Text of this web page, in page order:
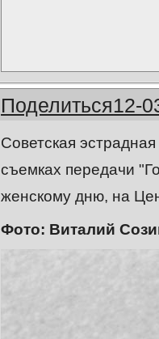
Поделиться12-
Советская
съемках передачи
женскому дню, на
Фото: Виталий